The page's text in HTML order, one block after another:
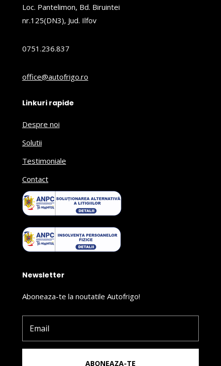
Loc. Pantelimon, Bd. Biruintei
nr.125(DN3), Jud. Ilfov
0751.236.837
office@autofrigo.ro
Linkuri rapide
Despre noi
Solutii
Testimoniale
Contact
Newsletter
Aboneaza-te la noutatile Autofrigo!
ABONEAZA-TE